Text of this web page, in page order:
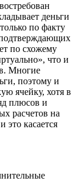
деньги
по факту
по схожему
что и
Многие
поэтому и
ячейку, хотя в
плюсов и
расчетов на
это касается